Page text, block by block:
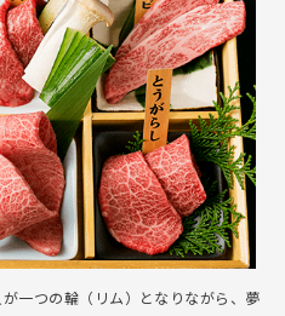
一つの輪（リム）となりながら、夢